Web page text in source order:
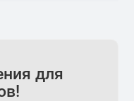
для